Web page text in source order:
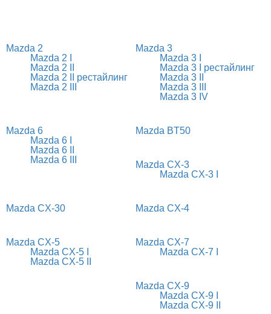
Mazda 2
Mazda 2 I
Mazda 2 II
Mazda 2 II рестайлинг
Mazda 2 III
Mazda 3
Mazda 3 I
Mazda 3 I рестайлинг
Mazda 3 II
Mazda 3 III
Mazda 3 IV
Mazda 6
Mazda 6 I
Mazda 6 II
Mazda 6 III
Mazda BT50
Mazda CX-3
Mazda CX-3 I
Mazda CX-30 Mazda CX-4
Mazda CX-5
Mazda CX-5 I
Mazda CX-5 II
Mazda CX-7
Mazda CX-7 I
Mazda CX-9
Mazda CX-9 I
Mazda CX-9 II